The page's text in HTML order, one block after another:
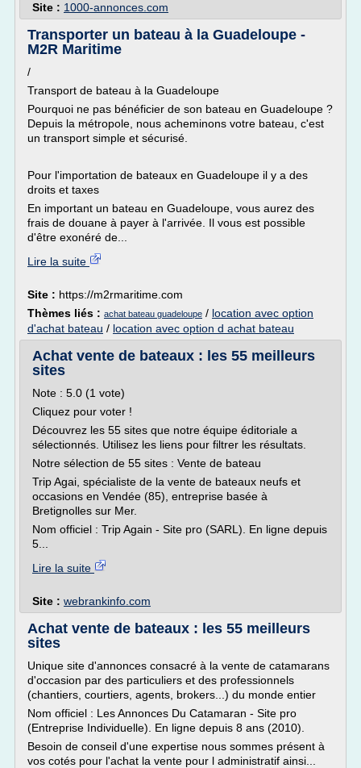
Site : 1000-annonces.com
Transporter un bateau à la Guadeloupe -
M2R Maritime
/
Transport de bateau à la Guadeloupe
Pourquoi ne pas bénéficier de son bateau en Guadeloupe ?
Depuis la métropole, nous acheminons votre bateau, c'est
un transport simple et sécurisé.
Pour l'importation de bateaux en Guadeloupe il y a des
droits et taxes
En important un bateau en Guadeloupe, vous aurez des
frais de douane à payer à l'arrivée. Il vous est possible
d'être exonéré de...
Lire la suite
Site : https://m2rmaritime.com
Thèmes liés : achat bateau guadeloupe / location avec option
d'achat bateau / location avec option d achat bateau
Achat vente de bateaux : les 55 meilleurs
sites
Note : 5.0 (1 vote)
Cliquez pour voter !
Découvrez les 55 sites que notre équipe éditoriale a
sélectionnés. Utilisez les liens pour filtrer les résultats.
Notre sélection de 55 sites : Vente de bateau
Trip Agai, spécialiste de la vente de bateaux neufs et
occasions en Vendée (85), entreprise basée à
Bretignolles sur Mer.
Nom officiel : Trip Again - Site pro (SARL). En ligne depuis
5...
Lire la suite
Site : webrankinfo.com
Achat vente de bateaux : les 55 meilleurs
sites
Unique site d'annonces consacré à la vente de catamarans
d'occasion par des particuliers et des professionnels
(chantiers, courtiers, agents, brokers...) du monde entier
Nom officiel : Les Annonces Du Catamaran - Site pro
(Entreprise Individuelle). En ligne depuis 8 ans (2010).
Besoin de conseil d'une expertise nous sommes présent à
vos cotés pour l'achat la vente pour l administratif ainsi...